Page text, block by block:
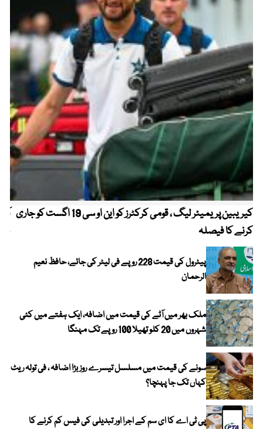
کیریبین پریمیئر لیگ ، قومی کرکٹرز کو این او سی 19 اگست کو جاری
کرنے کا فیصلہ
پیٹرول کی قیمت 228 روپے فی لیٹر کی جائے، حافظ نعیم
الرحمان
ملک بھر میں آٹے کی قیمت میں اضافہ، ایک ہفتے میں کئی
شہروں میں 20 کلو تھیلا 100 روپے تک مہنگا
سونے کی قیمت میں مسلسل تیسرے روز بڑا اضافہ ، فی تولہ ریٹ
کہاں تک جا پہنچا؟
پی ٹی اے کا ای سم کے اجرا اور تبدیلی کی فیس کم کرنے کا